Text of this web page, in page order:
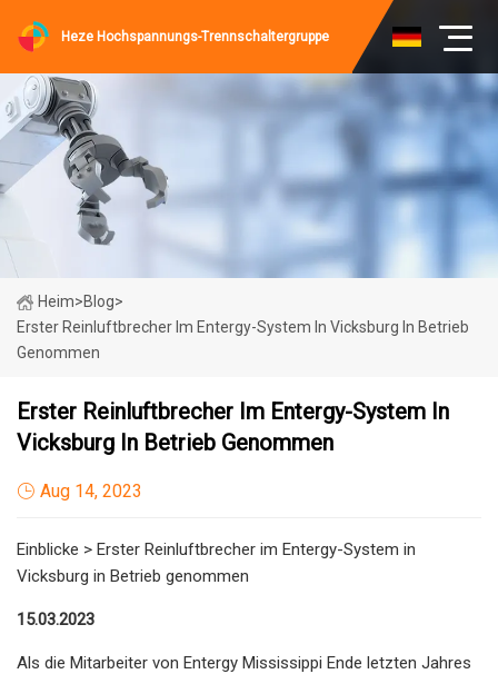
Heze Hochspannungs-Trennschaltergruppe
Heim>Blog>
Erster Reinluftbrecher Im Entergy-System In Vicksburg In Betrieb
Genommen
Erster Reinluftbrecher Im Entergy-System In
Vicksburg In Betrieb Genommen
Aug 14, 2023
Einblicke > Erster Reinluftbrecher im Entergy-System in
Vicksburg in Betrieb genommen
15.03.2023
Als die Mitarbeiter von Entergy Mississippi Ende letzten Jahres